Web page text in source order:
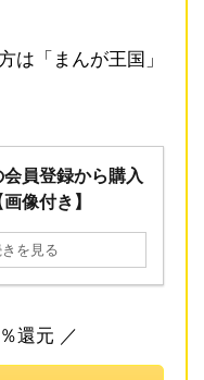
は「まんが王国」
会員登録から購入
像付き】
を見る
還元 ／